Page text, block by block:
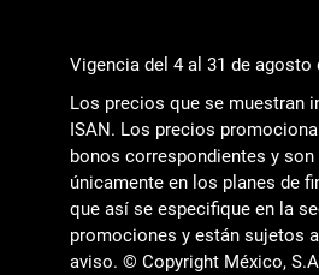
Vigencia del 4 al 31 de agosto
Los precios que se muestran
ISAN. Los precios
bonos correspondientes y son
únicamente en los planes de
que así se especifique en la
promociones y están sujetos
aviso. © Copyright México,